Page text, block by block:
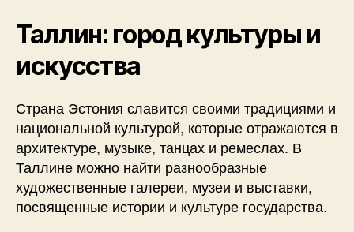
Таллин: город культуры и
искусства
Страна Эстония славится своими традициями и
национальной культурой, которые отражаются в
архитектуре, музыке, танцах и ремеслах. В
Таллине можно найти разнообразные
художественные галереи, музеи и выставки,
посвященные истории и культуре государства.